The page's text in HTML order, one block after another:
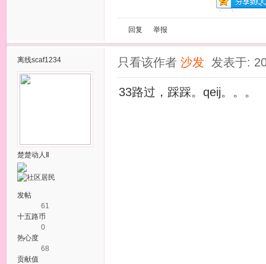
回复 举报
离线scaf1234
楚楚动人Ⅱ
发帖
61
十五路币
0
热心度
68
贡献值
只看该作者 沙发 发表于:
33路过，踩踩。qeij。。。